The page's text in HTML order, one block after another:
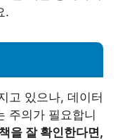
.
고 있으나, 데이터
주의가 필요합니
을 잘 확인한다면,